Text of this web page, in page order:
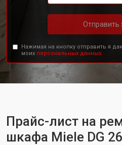
Отправить
Нажимая на кнопку отправить я
моих персональных данных.
Прайс-лист на
шкафа Miele DG